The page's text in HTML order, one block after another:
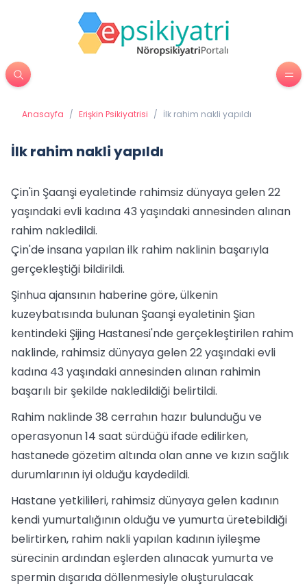
Anasayfa / Erişkin Psikiyatrisi / İlk rahim nakli yapıldı
İlk rahim nakli yapıldı
Çin'in Şaanşi eyaletinde rahimsiz dünyaya gelen 22
yaşındaki evli kadına 43 yaşındaki annesinden alınan
rahim nakledildi.
Çin'de insana yapılan ilk rahim naklinin başarıyla
gerçekleştiği bildirildi.
Şinhua ajansının haberine göre, ülkenin
kuzeybatısında bulunan Şaanşi eyaletinin Şian
kentindeki Şijing Hastanesi'nde gerçekleştirilen rahim
naklinde, rahimsiz dünyaya gelen 22 yaşındaki evli
kadına 43 yaşındaki annesinden alınan rahimin
başarılı bir şekilde nakledildiği belirtildi.
Rahim naklinde 38 cerrahın hazır bulunduğu ve
operasyonun 14 saat sürdüğü ifade edilirken,
hastanede gözetim altında olan anne ve kızın sağlık
durumlarının iyi olduğu kaydedildi.
Hastane yetkilileri, rahimsiz dünyaya gelen kadının
kendi yumurtalığının olduğu ve yumurta üretebildiği
belirtirken, rahim nakli yapılan kadının iyileşme
sürecinin ardından eşlerden alınacak yumurta ve
spermin dışarıda döllenmesiyle oluşturulacak